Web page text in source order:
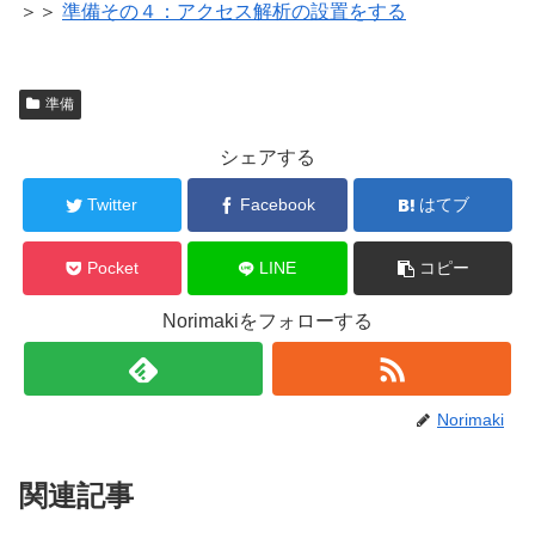
＞＞ 準備その４：アクセス解析の設置をする
準備
シェアする
Twitter Facebook はてブ
Pocket LINE コピー
Norimakiをフォローする
Norimaki
関連記事